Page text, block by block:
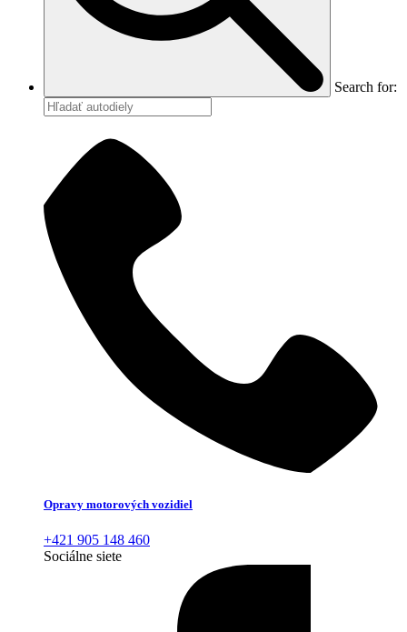
Search for:
Opravy motorových vozidiel
+421 905 148 460
Sociálne siete